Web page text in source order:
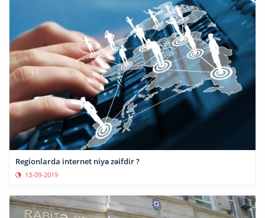
Regionlarda internet niyə zəifdir ?
13-09-2019